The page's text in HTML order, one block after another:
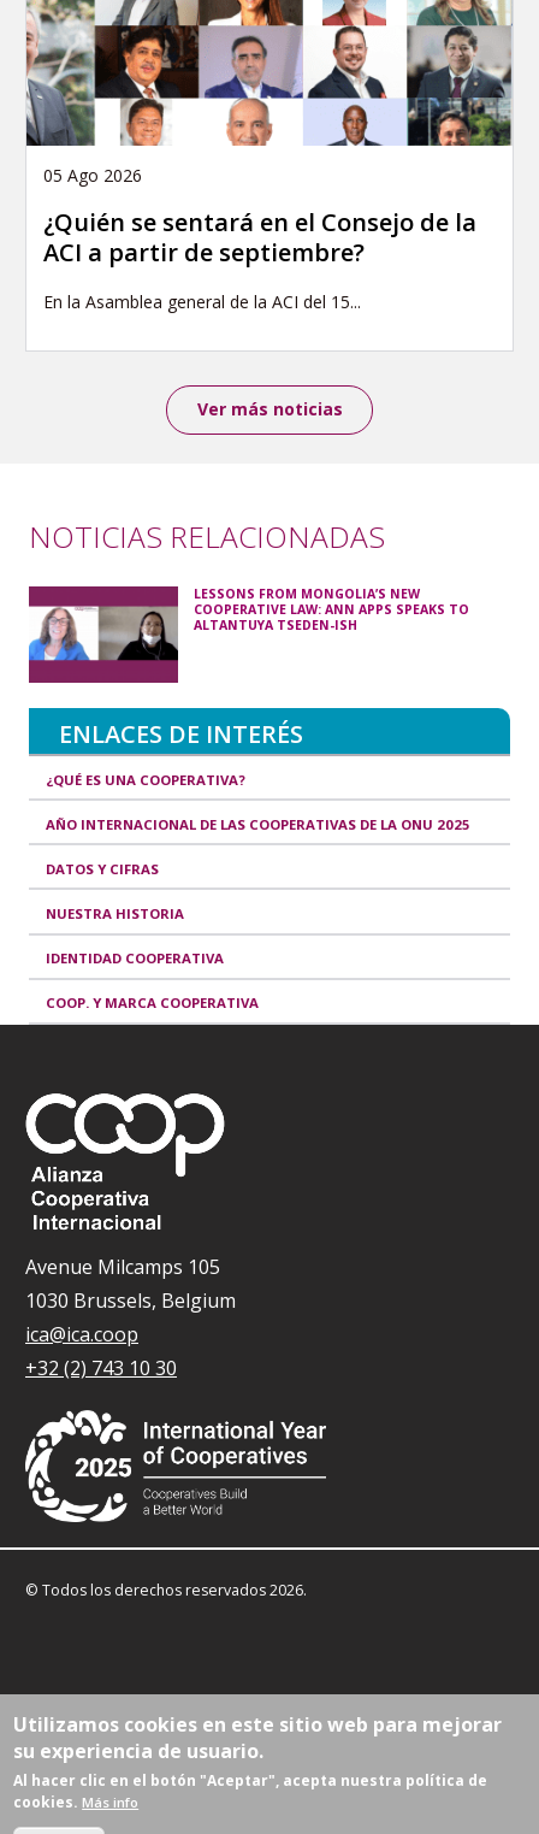
05 Ago 2026
¿Quién se sentará en el Consejo de la
ACI a partir de septiembre?
En la Asamblea general de la ACI del 15...
Ver más noticias
NOTICIAS RELACIONADAS
LESSONS FROM MONGOLIA’S NEW
COOPERATIVE LAW: ANN APPS SPEAKS TO
ALTANTUYA TSEDEN-ISH
ENLACES DE INTERÉS
¿QUÉ ES UNA COOPERATIVA?
AÑO INTERNACIONAL DE LAS COOPERATIVAS DE LA ONU 2025
DATOS Y CIFRAS
NUESTRA HISTORIA
IDENTIDAD COOPERATIVA
COOP. Y MARCA COOPERATIVA
Avenue Milcamps 105
1030 Brussels, Belgium
ica@ica.coop
+32 (2) 743 10 30
© Todos los derechos reservados 2026.
Utilizamos cookies en este sitio web para mejorar
su experiencia de usuario.
Al hacer clic en el botón "Aceptar", acepta nuestra política de
cookies. Más info